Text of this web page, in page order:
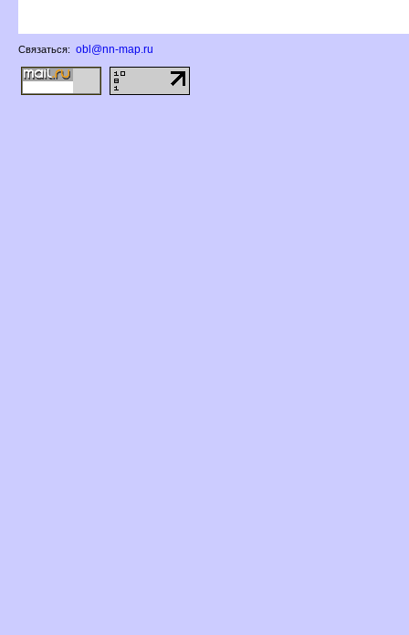
Связаться: obl@nn-map.ru